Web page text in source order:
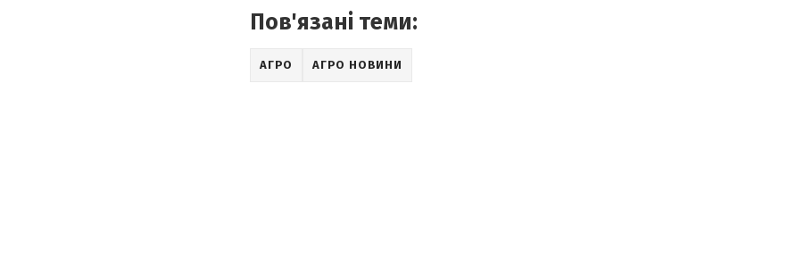
Пов'язані теми:
АГРО АГРО НОВИНИ